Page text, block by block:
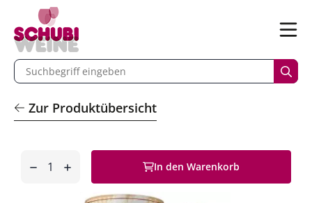
Menü
eingeben
Zur Produktübersicht
In den Warenkorb